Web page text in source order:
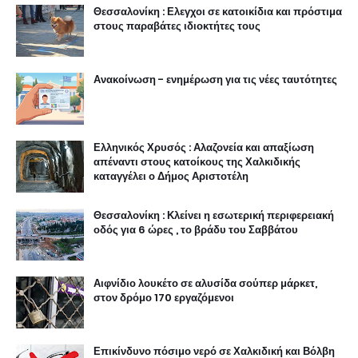
Θεσσαλονίκη : Ελεγχοι σε κατοικίδια και πρόστιμα
στους παραβάτες ιδιοκτήτες τους
Ανακοίνωση - ενημέρωση για τις νέες ταυτότητες
Ελληνικός Χρυσός : Αλαζονεία και απαξίωση
απέναντι στους κατοίκους της Χαλκιδικής
καταγγέλει ο Δήμος Αριστοτέλη
Θεσσαλονίκη : Κλείνει η εσωτερική περιφερειακή
οδός για 6 ώρες , το βράδυ του Σαββάτου
Αιφνίδιο λουκέτο σε αλυσίδα σούπερ μάρκετ,
στον δρόμο 170 εργαζόμενοι
Επικίνδυνο πόσιμο νερό σε Χαλκιδική και Βόλβη